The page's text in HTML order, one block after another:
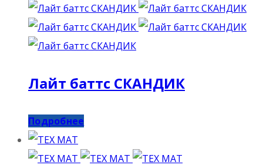
Лайт баттс СКАНДИК
Подробнее